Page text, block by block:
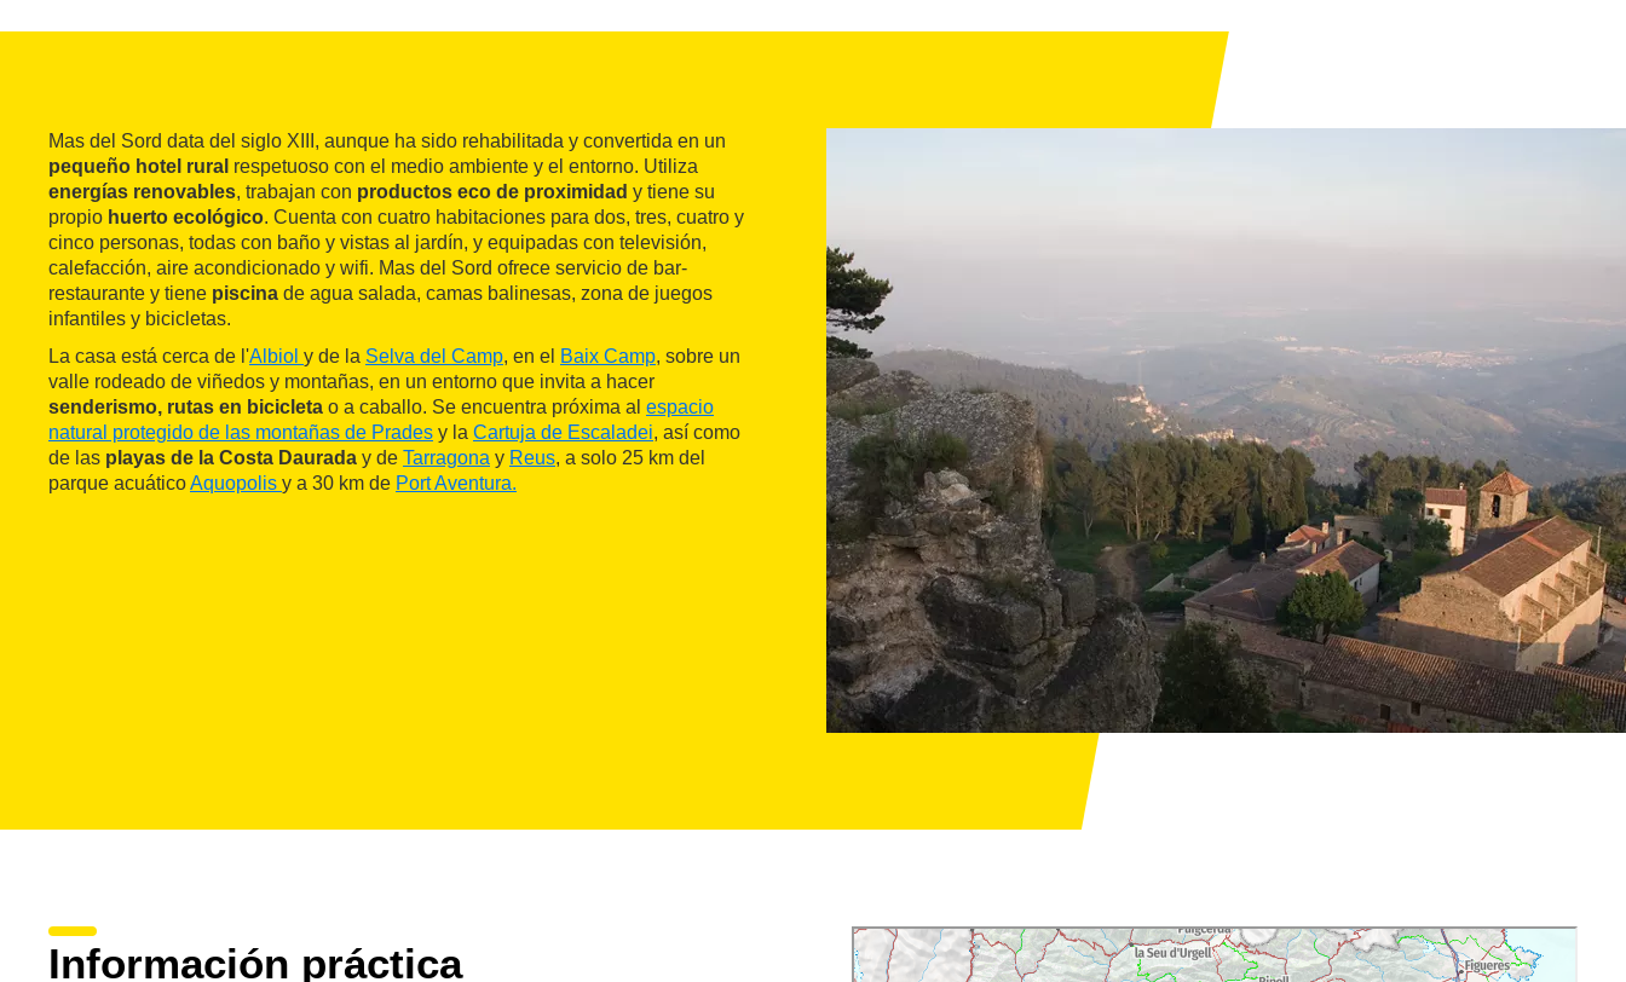
Mas del Sord data del siglo XIII, aunque ha sido rehabilitada y convertida en un
pequeño hotel rural respetuoso con el medio ambiente y el entorno. Utiliza
energías renovables, trabajan con productos eco de proximidad y tiene su
propio huerto ecológico. Cuenta con cuatro habitaciones para dos, tres, cuatro y
cinco personas, todas con baño y vistas al jardín, y equipadas con televisión,
calefacción, aire acondicionado y wifi. Mas del Sord ofrece servicio de bar-
restaurante y tiene piscina de agua salada, camas balinesas, zona de juegos
infantiles y bicicletas.
La casa está cerca de l'Albiol y de la Selva del Camp, en el Baix Camp, sobre un
valle rodeado de viñedos y montañas, en un entorno que invita a hacer
senderismo, rutas en bicicleta o a caballo. Se encuentra próxima al espacio
natural protegido de las montañas de Prades y la Cartuja de Escaladei, así como
de las playas de la Costa Daurada y de Tarragona y Reus, a solo 25 km del
parque acuáticoAquopolis y a 30 km de Port Aventura.
Información práctica